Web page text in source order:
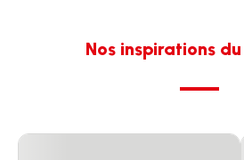
Nos inspirations